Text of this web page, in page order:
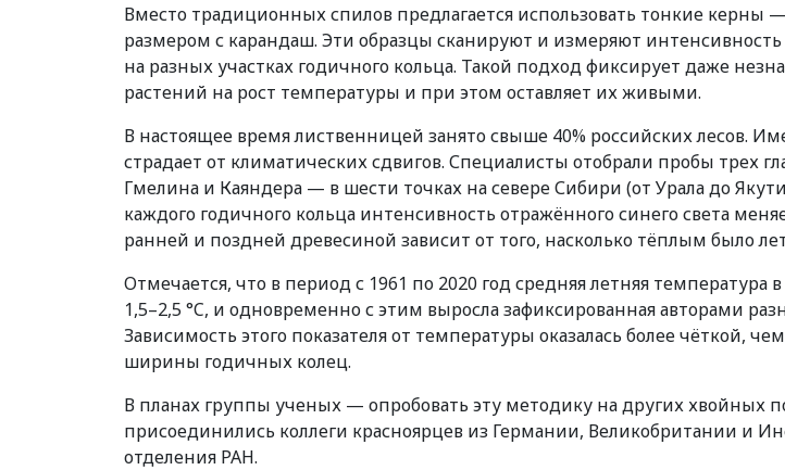
Вместо традиционных спилов предлагается использовать тонкие керны
размером с карандаш. Эти образцы сканируют и измеряют интенсивность
на разных участках годичного кольца. Такой подход фиксирует даже
растений на рост температуры и при этом оставляет их живыми.
В настоящее время лиственницей занято свыше 40% российских лесов.
страдает от климатических сдвигов. Специалисты отобрали пробы трех
Гмелина и Каяндера — в шести точках на севере Сибири (от Урала до
каждого годичного кольца интенсивность отражённого синего света
ранней и поздней древесиной зависит от того, насколько тёплым было
Отмечается, что в период с 1961 по 2020 год средняя летняя температура
1,5–2,5 °C, и одновременно с этим выросла зафиксированная авторами
Зависимость этого показателя от температуры оказалась более чёткой,
ширины годичных колец.
В планах группы ученых — опробовать эту методику на других хвойных
присоединились коллеги красноярцев из Германии, Великобритании и
отделения РАН.